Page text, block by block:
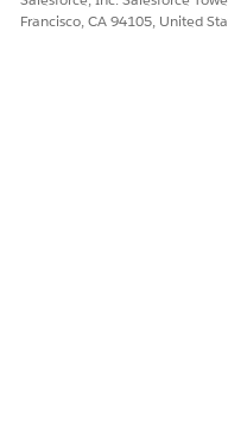
Francisco, CA 94105, United